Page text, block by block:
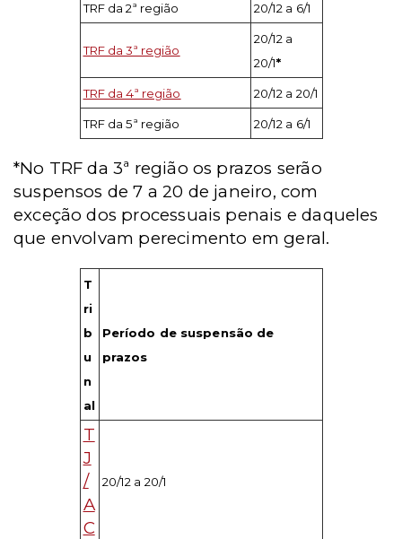
TRF da 2ª região 20/12 a 6/1
TRF da 3ª região
20/12 a
20/1*
TRF da 4ª região 20/12 a 20/1
TRF da 5ª região 20/12 a 6/1
*No TRF da 3ª região os prazos serão
suspensos de 7 a 20 de janeiro, com
exceção dos processuais penais e daqueles
que envolvam perecimento em geral.
T
ri
b
u
n
al
Período de suspensão de
prazos
T
J
/
A
C
20/12 a 20/1